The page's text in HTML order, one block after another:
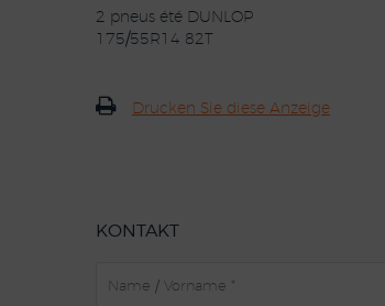
2 pneus été DUNLOP
175/55R14 82T
Drucken Sie diese Anzeige
KONTAKT